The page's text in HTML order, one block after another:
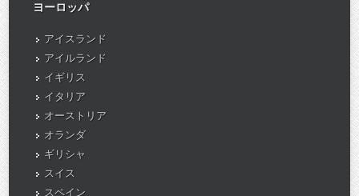
ヨーロッパ
アイスランド
アイルランド
イギリス
イタリア
オーストリア
オランダ
ギリシャ
スイス
スペイン